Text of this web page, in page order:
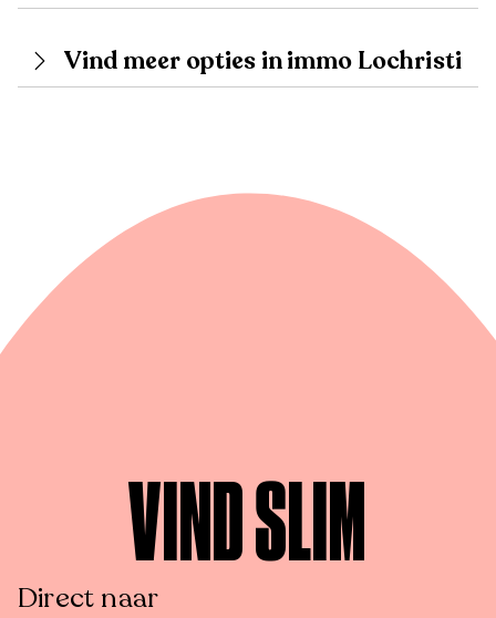
Vind meer opties in immo Lochristi
VIND SLIM
Direct naar